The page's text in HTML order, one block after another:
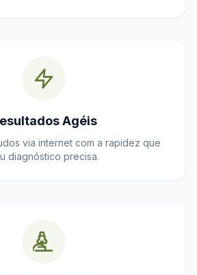
Agéis
via internet com a rapidez que
diagnóstico precisa.